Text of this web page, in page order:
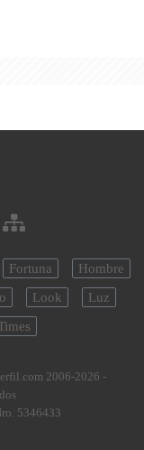
Fortuna
Hombre
Look
Luz
2006-2026 -
5346433